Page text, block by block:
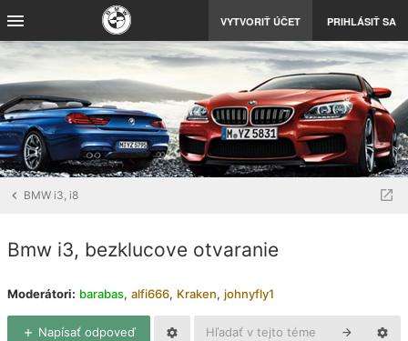
VYTVORIŤ ÚČET PRIHLÁSIŤ SA
BMW i3, i8
Bmw i3, bezklucove otvaranie
Moderátori: barabas, alfi666, Kraken, johnyfly1
Napísať odpoveď